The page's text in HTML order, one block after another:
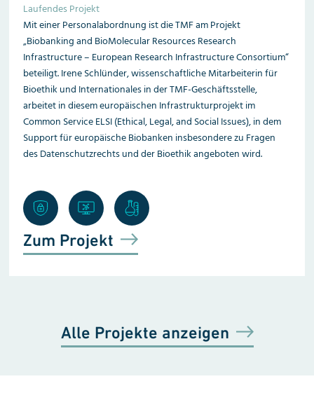
Laufendes Projekt
Mit einer Personalabordnung ist die TMF am Projekt
„Biobanking and BioMolecular Resources Research
Infrastructure – European Research Infrastructure Consortium“
beteiligt. Irene Schlünder, wissenschaftliche Mitarbeiterin für
Bioethik und Internationales in der TMF-Geschäftsstelle,
arbeitet in diesem europäischen Infrastrukturprojekt im
Common Service ELSI (Ethical, Legal, and Social Issues), in dem
Support für europäische Biobanken insbesondere zu Fragen
des Datenschutzrechts und der Bioethik angeboten wird.
Zum Projekt
Alle Projekte anzeigen